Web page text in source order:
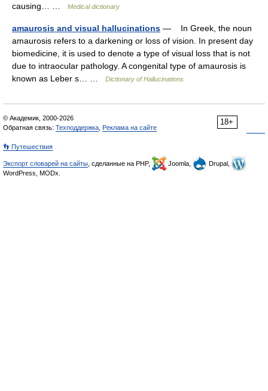
causing… …
Medical dictionary
amaurosis and visual hallucinations — In Greek, the noun
amaurosis refers to a darkening or loss of vision. In present day
biomedicine, it is used to denote a type of visual loss that is not
due to intraocular pathology. A congenital type of amaurosis is
known as Leber s… …
Dictionary of Hallucinations
18+
© Академик, 2000-2026
Обратная связь: Техподдержка Реклама на сайте
👣 Путешествия
Экспорт словарей на сайты , сделанные на PHP, Joomla,
Drupal,
WordPress, MODx.